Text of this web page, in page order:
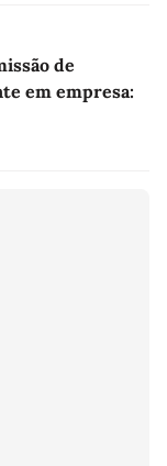
de
em empresa: